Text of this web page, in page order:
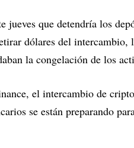
que detendría los
dólares del intercambio,
la congelación de los
el intercambio de
se están preparando